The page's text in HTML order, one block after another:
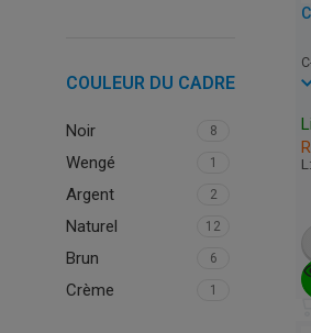
COULEUR DU CADRE
Noir 8
Wengé 1
Argent 2
Naturel 12
Brun 6
Crème 1